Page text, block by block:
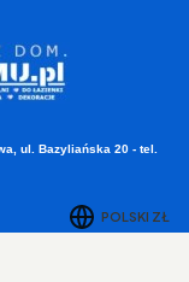
ul. Bazyliańska 20 - tel.
POLSKI ZŁ